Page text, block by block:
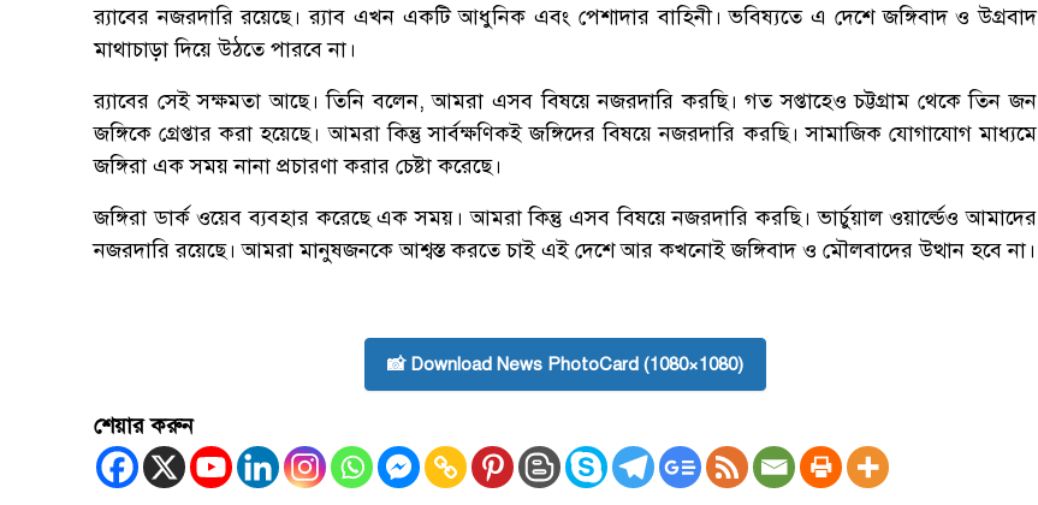
র‍্যাবের নজরদারি রয়েছে। র‍্যাব এখন একটি আধুনিক এবং পেশাদার বাহিনী। ভবিষ্যতে এ দেশে জঙ্গিবাদ ও উগ্রবাদ
মাথাচাড়া দিয়ে উঠতে পারবে না।
র‍্যাবের সেই সক্ষমতা আছে। তিনি বলেন, আমরা এসব বিষয়ে নজরদারি করছি। গত সপ্তাহেও চট্টগ্রাম থেকে তিন জন
জঙ্গিকে গ্রেপ্তার করা হয়েছে। আমরা কিন্তু সার্বক্ষণিকই জঙ্গিদের বিষয়ে নজরদারি করছি। সামাজিক যোগাযোগ মাধ্যমে
জঙ্গিরা এক সময় নানা প্রচারণা করার চেষ্টা করেছে।
জঙ্গিরা ডার্ক ওয়েব ব্যবহার করেছে এক সময়। আমরা কিন্তু এসব বিষয়ে নজরদারি করছি। ভার্চুয়াল ওয়ার্ল্ডেও আমাদের
নজরদারি রয়েছে। আমরা মানুষজনকে আশ্বস্ত করতে চাই এই দেশে আর কখনোই জঙ্গিবাদ ও মৌলবাদের উত্থান হবে না।
📸 Download News PhotoCard (1080×1080)
শেয়ার করুন